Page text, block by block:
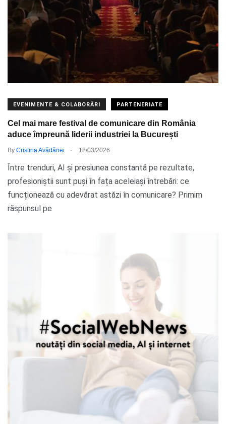
EVENIMENTE & COLABORĂRI PARTENERIATE
Cel mai mare festival de comunicare din România
aduce împreună liderii industriei la București
By Cristina Avădănei . 18/03/2026
Între trenduri, AI și presiunea constantă pe rezultate,
profesioniștii sunt puși în fața aceleiași întrebări: ce
funcționează cu adevărat astăzi în comunicare? Primim
răspunsul pe